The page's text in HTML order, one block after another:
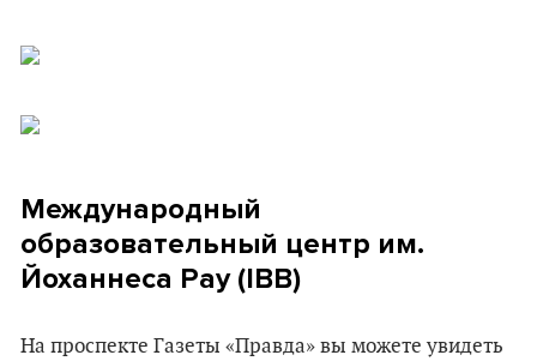
Международный
образовательный центр им.
Йоханнеса Рау (IBB)
На проспекте Газеты «Правда» вы можете увидеть